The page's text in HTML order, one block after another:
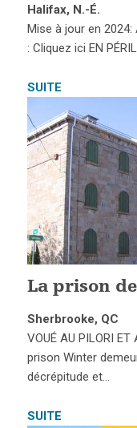
Halifax, N.-É.
Mise à jour en
: Cliquez ici EN
SUITE
La prison
Sherbrooke, QC
VOUÉ AU PILORI
prison Winter
décrépitude et…
SUITE